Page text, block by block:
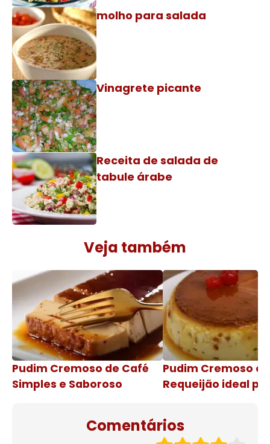
molho para salada
Vinagrete picante
Receita de salada de
tabule árabe
Veja também
Pudim Cremoso de Café
Simples e Saboroso
Pudim Cremoso
Requeijão ideal
Comentários